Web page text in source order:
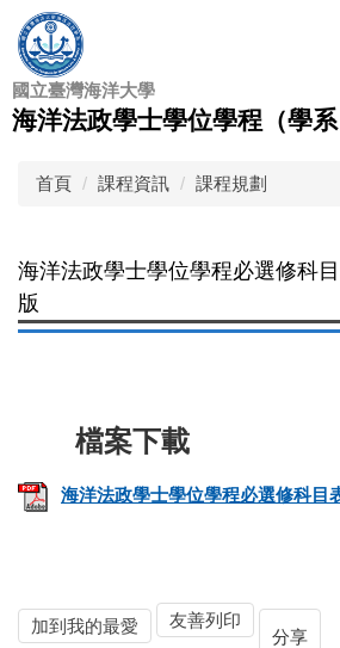
跳
到
主
要
內
國立臺灣海洋大學
海洋法政學士學位學程（學系
首頁 課程資訊 課程規劃
海洋法政學士學位學程必選修科
版
海洋法政學士學位學程必選修科目
加到我的最愛
友善列印
分享